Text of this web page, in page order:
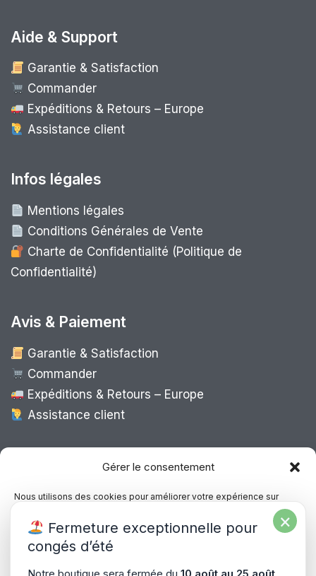
Gérer le consentement
Nous utilisons des cookies pour améliorer votre expérience sur
notre site, analyser le trafic et proposer des contenus personnalisés.
Vous pouvez accepter, refuser ou gérer vos préférences à tout
moment.
Aide & Support
Garantie & Satisfaction
Commander
Expéditions & Retours – Europe
Assistance client
Infos légales
Mentions légales
Conditions Générales de Vente
Charte de Confidentialité (Politique de
Confidentialité)
Avis & Paiement
Garantie & Satisfaction
Commander
Expéditions & Retours – Europe
Assistance client
Expédition Europe
Livraison rapide dans toute l’Europe via
“ Mondial Relay
×
Fermeture exceptionnelle pour
congés d’été